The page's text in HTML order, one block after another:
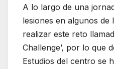
A lo largo de una
lesiones en algunos
realizar este reto
Challenge’, por lo que
Estudios del centro se